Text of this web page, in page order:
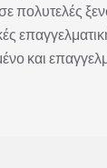
πολυτελές
και